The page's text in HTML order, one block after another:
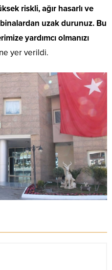
riskli, ağır hasarlı ve
uzak durunuz. Bu
yardımcı olmanızı
yer verildi.